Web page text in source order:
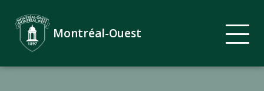
Montréal-Ouest